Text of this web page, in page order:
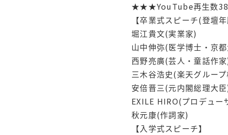
★★★YouTube再生数
【卒業式スピーチ(登壇年
堀江貴文(実業家)
山中伸弥(医学博士・京
西野亮廣(芸人・童話作
三木谷浩史(楽天グルー
安倍晋三(元内閣総理大
EXILE HIRO(プロデュー
秋元康(作詞家)
【入学式スピーチ】